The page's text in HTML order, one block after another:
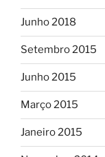
Junho 2018
Setembro 2015
Junho 2015
Março 2015
Janeiro 2015